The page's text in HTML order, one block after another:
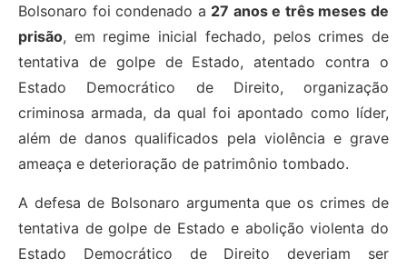
Bolsonaro foi condenado a 27 anos e três meses de
prisão, em regime inicial fechado, pelos crimes de
tentativa de golpe de Estado, atentado contra o
Estado Democrático de Direito, organização
criminosa armada, da qual foi apontado como líder,
além de danos qualificados pela violência e grave
ameaça e deterioração de patrimônio tombado.
A defesa de Bolsonaro argumenta que os crimes de
tentativa de golpe de Estado e abolição violenta do
Estado Democrático de Direito deveriam ser